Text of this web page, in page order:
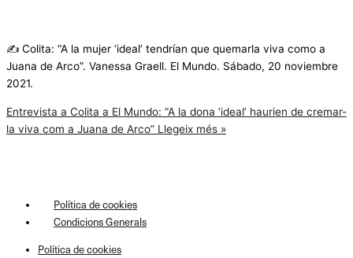
✍️ Colita: “A la mujer ‘ideal’ tendrían que quemarla viva como a
Juana de Arco”. Vanessa Graell. El Mundo. Sábado, 20 noviembre
2021.
Entrevista a Colita a El Mundo: “A la dona ‘ideal’ haurien de cremar-
la viva com a Juana de Arco” Llegeix més »
Política de cookies
Condicions Generals
Política de cookies